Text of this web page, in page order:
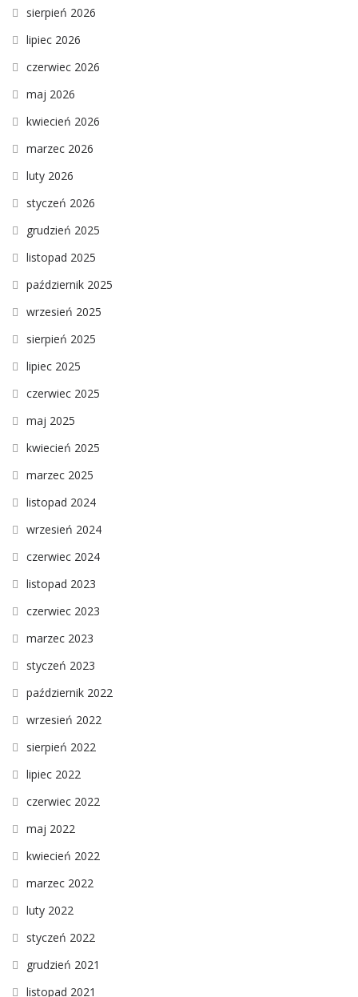
sierpień 2026
lipiec 2026
czerwiec 2026
maj 2026
kwiecień 2026
marzec 2026
luty 2026
styczeń 2026
grudzień 2025
listopad 2025
październik 2025
wrzesień 2025
sierpień 2025
lipiec 2025
czerwiec 2025
maj 2025
kwiecień 2025
marzec 2025
listopad 2024
wrzesień 2024
czerwiec 2024
listopad 2023
czerwiec 2023
marzec 2023
styczeń 2023
październik 2022
wrzesień 2022
sierpień 2022
lipiec 2022
czerwiec 2022
maj 2022
kwiecień 2022
marzec 2022
luty 2022
styczeń 2022
grudzień 2021
listopad 2021